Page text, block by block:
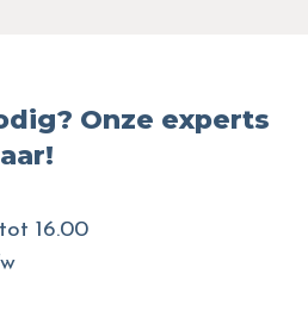
Onze experts
16.00